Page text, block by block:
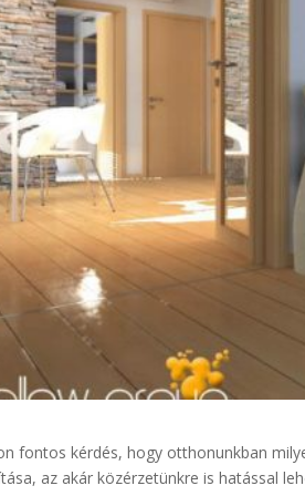
fontos kérdés, hogy otthonunkban
az akár közérzetünkre is hatással